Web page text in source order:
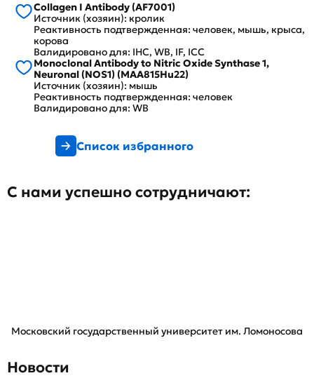
Collagen I Antibody (AF7001)
Источник (хозяин): кролик
Реактивность подтвержденная: человек, мышь, крыса,
корова
Валидировано для: IHC, WB, IF, ICC
Monoclonal Antibody to Nitric Oxide Synthase 1,
Neuronal (NOS1) (MAA815Hu22)
Источник (хозяин): мышь
Реактивность подтвержденная: человек
Валидировано для: WB
Список избранного
С нами успешно сотрудничают:
Московский государственный университет им. Ломоносова
Новости